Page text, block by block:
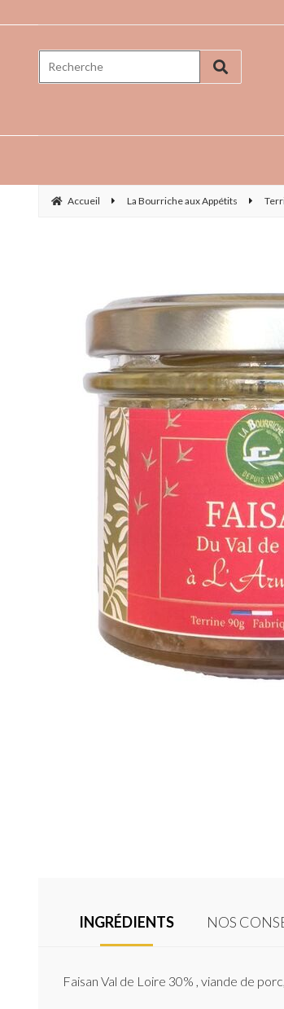
Accueil La Bourriche aux Appétits
INGRÉDIENTS NOS
Faisan Val de Loire 30% , viande de